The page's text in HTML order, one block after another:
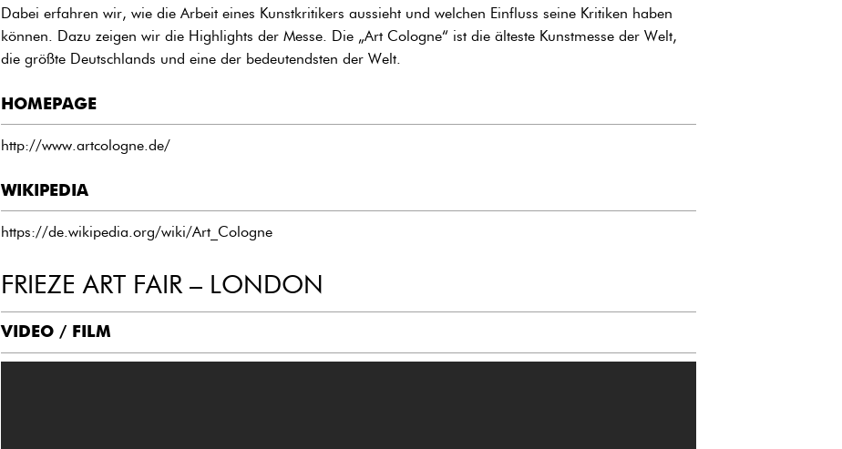
Dabei erfahren wir, wie die Arbeit eines Kunstkritikers aussieht und welchen Einfluss seine Kritiken haben
können. Dazu zeigen wir die Highlights der Messe. Die „Art Cologne“ ist die älteste Kunstmesse der Welt,
die größte Deutschlands und eine der bedeutendsten der Welt.
HOMEPAGE
http://www.artcologne.de/
WIKIPEDIA
https://de.wikipedia.org/wiki/Art_Cologne
FRIEZE ART FAIR – LONDON
VIDEO / FILM